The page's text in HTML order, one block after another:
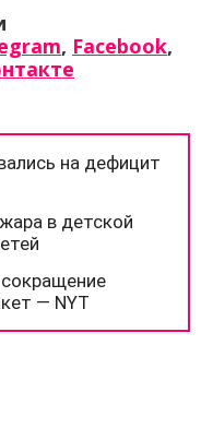
, Facebook,